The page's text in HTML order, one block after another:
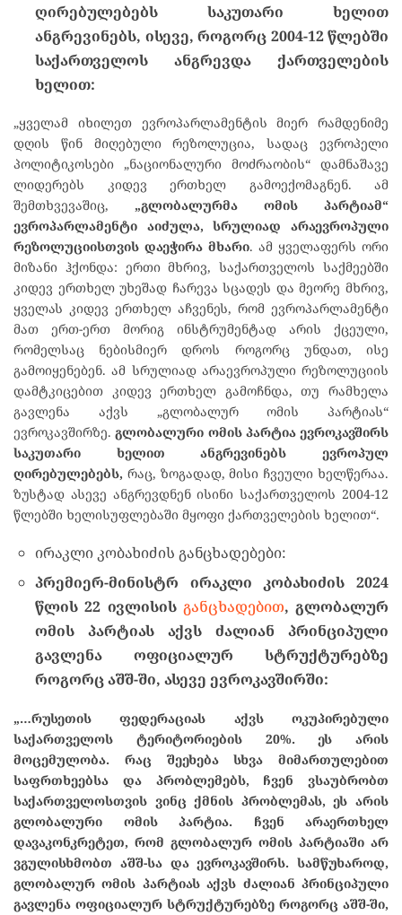
ღირებულებებს
საკუთარი
ხელით
ანგრევინებს, ისევე, როგორც 2004-12წლებში
საქართველოს
ანგრევდა
ქართველების
ხელით:
„ყველამ იხილეთ ევროპარლამენტის მიერ რამდენიმე
დღის წინ მიღებული რეზოლუცია, სადაც ევროპელი
პოლიტიკოსები „ნაციონალური მოძრაობის“ დამნაშავე
ლიდერებს კიდევ ერთხელ გამოექომაგნენ. ამ
შემთხვევაშიც, „გლობალურმა ომის პარტიამ“
ევროპარლამენტი აიძულა,სრულიად
არაევროპული
რეზოლუციისთვის დაეჭირა მხარი. ამ ყველაფერს ორი
მიზანი ჰქონდა: ერთი მხრივ, საქართველოს საქმეებში
კიდევ ერთხელ უხეშად ჩარევა სცადეს და მეორე მხრივ,
ყველას კიდევ ერთხელ აჩვენეს, რომ ევროპარლამენტი
მათ ერთ-ერთ მორიგ ინსტრუმენტად არის ქცეული,
რომელსაც ნებისმიერ დროს როგორც უნდათ, ისე
გამოიყენებენ. ამ სრულიად არაევროპული რეზოლუციის
დამტკიცებით კიდევ ერთხელ გამოჩნდა, თუ რამხელა
გავლენა აქვს „გლობალურ ომის პარტიას“
ევროკავშირზე.გლობალური ომის პარტია ევროკავშირს
საკუთარი
ხელით ანგრევინებს
ევროპულ
ღირებულებებს, რაც, ზოგადად, მისი ჩვეული ხელწერაა.
ზუსტად ასევე ანგრევდნენ ისინი საქართველოს 2004-12
წლებში ხელისუფლებაში მყოფი ქართველების ხელით“.
ირაკლი კობახიძის განცხადებები:
პრემიერ-მინისტრ ირაკლი კობახიძის 2024
წლის 22 ივლისის განცხადებით, გლობალურ
ომის პარტიას აქვს ძალიან პრინციპული
გავლენა ოფიციალურ სტრუქტურებზე
როგორც აშშ-ში, ასევე ევროკავშირში:
„…რუსეთის ფედერაციას აქვს ოკუპირებული
საქართველოს ტერიტორიების 20%. ეს არის
მოცემულობა. რაც შეეხება სხვა მიმართულებით
საფრთხეებსა და პრობლემებს, ჩვენ ვსაუბრობთ
საქართველოსთვის ვინც ქმნის პრობლემას, ეს არის
გლობალური ომის პარტია. ჩვენ არაერთხელ
დავაკონკრეტეთ, რომ გლობალურ ომის პარტიაში არ
ვგულისხმობთ აშშ-სა და ევროკავშირს. სამწუხაროდ,
გლობალურ ომის პარტიას აქვს ძალიან პრინციპული
გავლენა ოფიციალურ სტრუქტურებზე როგორც აშშ-ში,